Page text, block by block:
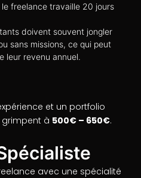
le freelance travaille 20 jours
doivent souvent jongler
sans missions, ce qui peut
leur revenu annuel.
et un portfolio
grimpent à 500€ – 650€.
avec une spécialité